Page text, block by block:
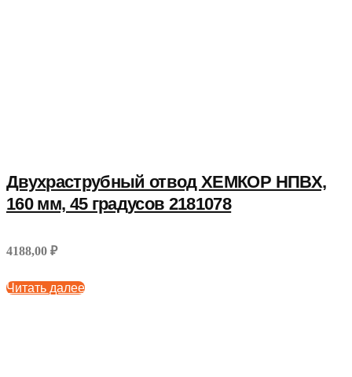
Двухраструбный отвод ХЕМКОР НПВХ,
160 мм, 45 градусов 2181078
4188,00 ₽
Читать далее